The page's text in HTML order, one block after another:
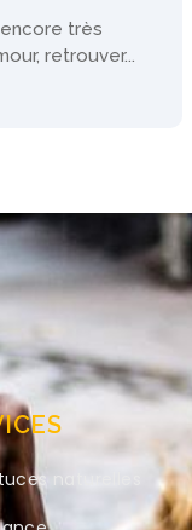
très
retrouver...
naturelles